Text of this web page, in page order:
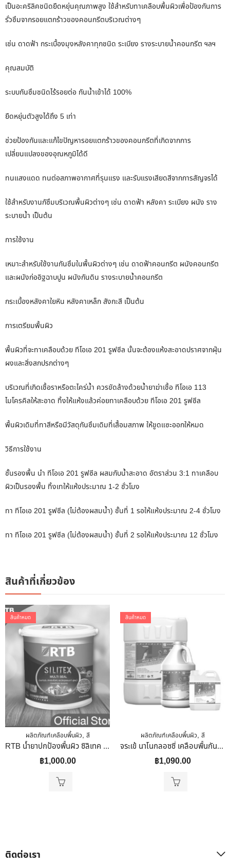
เป็นอะคริลิคชนิดยืดหยุ่นคุณภาพสูง ใช้สำหรับทาเคลือบพื้นผิวเพื่อป้องกันการ
รั่วซึมจากรอยแตกร้าวของคอนกรีตบริเวณต่างๆ
เช่น ดาดฟ้า กระเบื้องมุงหลังคาทุกชนิด ระเบียง รางระบายน้ำคอนกรีต ฯลฯ
คุณสมบัติ
ระบบกันซึมชนิดไร้รอยต่อ กันน้ำเข้าได้ 100%
ยืดหยุ่นตัวสูงได้ถึง 5 เท่า
ช่วยป้องกันและแก้ไขปัญหารอยแตกร้าวของคอนกรีตที่เกิดจากการ
เปลี่ยนแปลงของอุณหภูมิได้ดี
ทนแสงแดด ทนต่อสภาพอากาศที่รุนแรง และรับแรงเสียดสีจากการสัญจรได้
ใช้สำหรับงานกัซึมบริเวณพื้นผิวต่างๆ เช่น ดาดฟ้า หลังคา ระเบียง ผนัง ราง
ระบายน้ำ เป็นต้น
การใช้งาน
เหมาะสำหรับใช้งานกันซึมในพื้นผิวต่างๆ เช่น ดาดฟ้าคอนกรีต ผนังคอนกรีต
และผนังก่ออิฐฉาบปูน ผนังกันดิน รางระบายน้ำคอนกรีต
กระเบื้องหลังคาใยหิน หลังคาเหล็ก สังกะสี เป็นต้น
การเตรียมพื้นผิว
พื้นผิวที่จะทาเคลือบด้วย ทีโอเอ 201 รูฟซีล นั้นจะต้องแห้งสะอาดปราศจากฝุ่น
ผงและสิ่งสกปรกต่างๆ
บริเวณที่เกิดเชื้อราหรือตะไคร่น้ำ ควรขัดล้างด้วยน้ำยาฆ่าเชื้อ ทีโอเอ 113
ไมโครคิลให้สะอาด ทิ้งให้แห้งแล้วค่อยทาเคลือบด้วย ทีโอเอ 201 รูฟซีล
พื้นผิวเดิมที่ทาสีหรือมีวัสดุกันซึมเดิมที่เสื้อมสภาพ ให้ขูดแซะออกให้หมด
วิธีการใช้งาน
ชั้นรองพื้น นำ ทีโอเอ 201 รูฟซีล ผสมกับน้ำสะอาด อัตราส่วน 3:1 ทาเคลือบ
ผิวเป็นรองพื้น ทิ้งเทให้แห้งประมาณ 1-2 ชั่วโมง
ทา ทีโอเอ 201 รูฟซีล (ไม่ต้องผสมน้ำ) ชั้นที่ 1 รอให้แห้งประมาณ 2-4 ชั่วโมง
ทา ทีโอเอ 201 รูฟซีล (ไม่ต้องผสมน้ำ) ชั้นที่ 2 รอให้แห้งประมาณ 12 ชั่วโมง
สินค้าที่เกี่ยวข้อง
สินค้าหมด
ผลิตภัณฑ์เคลือบพื้นผิว, สี
RTB น้ำยาปกป้องพื้นผิว ซิลิเทค มัลติซีล รองพื้นปูนเก่า(ใส) 1 แกลลอน(3.785ลิตร)
฿1,000.00
สินค้าหมด
ผลิตภัณฑ์เคลือบพื้นผิว, สี
จระเข้ นาโนกลอซซี่ เคลือบพื้นกันน้ำ 3.75 ลิตร
฿1,090.00
ติดต่อเรา